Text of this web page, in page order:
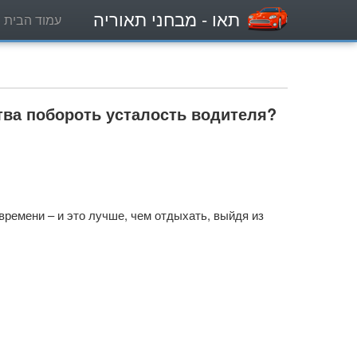
תאו - מבחני תאוריה עמוד הבית
побороть усталость водителя?
– и это лучше, чем отдыхать, выйдя из